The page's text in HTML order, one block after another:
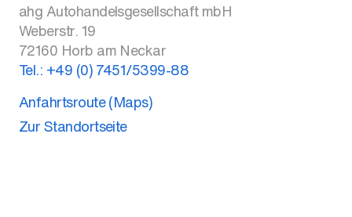
ahg Autohandelsgesellschaft mbH
Weberstr. 19
72160 Horb am Neckar
Tel.: +49 (0) 7451/5399-88
Anfahrtsroute (Maps)
Zur Standortseite